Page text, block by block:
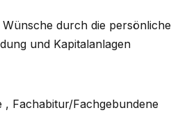
durch die persönliche
und Kapitalanlagen
Fachabitur/Fachgebundene